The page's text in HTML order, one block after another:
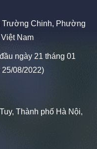
Trường Chinh, Phường
Nam
ngày 21 tháng 01
08/2022)
Thành phố Hà Nội,